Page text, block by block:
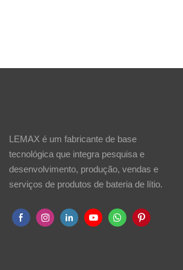
LEMAX é um fabricante de base
tecnológica que integra pesquisa e
desenvolvimento, produção, vendas e
serviços de produtos de bateria de lítio.